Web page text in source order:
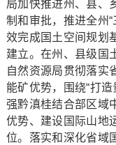
局加快推进州、县、
制和审批，推进全州
效完成国土空间规划
建立。在州、县级国
自然资源局贯彻落实
能矿优势，围绕“打
强黔滇桂结合部区域
优势、建设国际山地
位。落实和深化省域